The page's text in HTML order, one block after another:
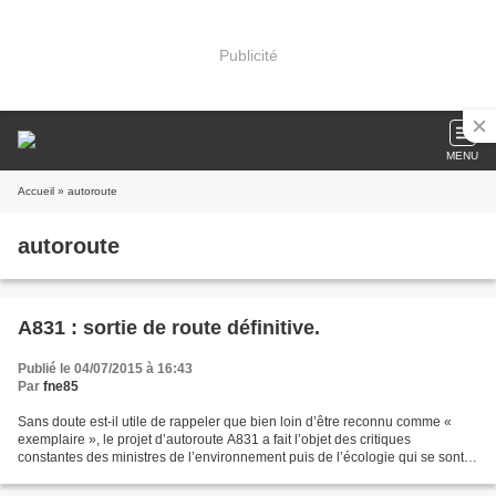
Publicité
MENU
Accueil » autoroute
autoroute
A831 : sortie de route définitive.
Publié le 04/07/2015 à 16:43
Par fne85
Sans doute est-il utile de rappeler que bien loin d’être reconnu comme «
exemplaire », le projet d’autoroute A831 a fait l’objet des critiques
constantes des ministres de l’environnement puis de l’écologie qui se sont